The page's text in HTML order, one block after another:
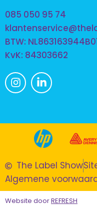
085 050 95 74
BTW:
KvK: 84303662
The Label Show
Algemene
Website doorREFRESH